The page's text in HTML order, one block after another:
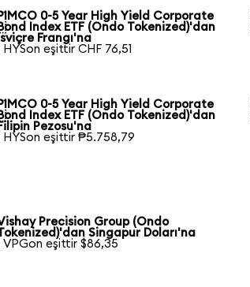
PIMCO 0-5 Year High Yield Corporate
Bond Index ETF (Ondo Tokenized)'dan
İsviçre Frangı'na
HYSon eşittir CHF 76,51
PIMCO 0-5 Year High Yield Corporate
Bond Index ETF (Ondo Tokenized)'dan
Filipin Pezosu'na
HYSon eşittir ₱5.758,79
Precision Group (Ondo
Singapur Doları'na
VPGon eşittir $86,35